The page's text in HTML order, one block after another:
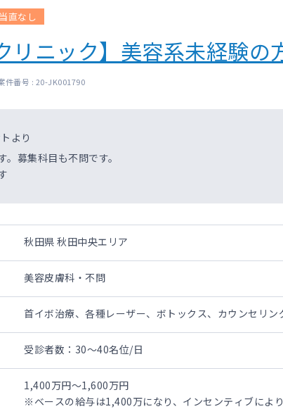
当直なし
リニック】美容系未経験の
件番号 : 20-JK001790
より
募集科目も不問です。
秋田県 秋田中央エリア
美容皮膚科・不問
首イボ治療、各種レーザー、ボトックス、カウンセリン
受診者数：30～40名位/日
1,400万円～1,600万円
※ベースの給与は1,400万になり、インセンティブにより